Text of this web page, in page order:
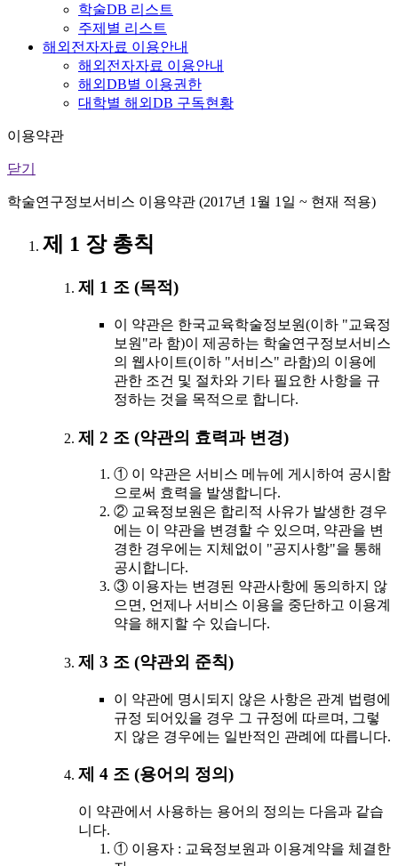
학술DB 리스트
주제별 리스트
해외전자자료 이용안내
해외전자자료 이용안내
해외DB별 이용권한
대학별 해외DB 구독현황
이용약관
닫기
학술연구정보서비스 이용약관 (2017년 1월 1일 ~ 현재 적용)
제 1 장 총칙
제 1 조 (목적)
이 약관은 한국교육학술정보원(이하 "교육정
보원"라 함)이 제공하는 학술연구정보서비스
의 웹사이트(이하 "서비스" 라함)의 이용에
관한 조건 및 절차와 기타 필요한 사항을 규
정하는 것을 목적으로 합니다.
제 2 조 (약관의 효력과 변경)
① 이 약관은 서비스 메뉴에 게시하여 공시함
으로써 효력을 발생합니다.
② 교육정보원은 합리적 사유가 발생한 경우
에는 이 약관을 변경할 수 있으며, 약관을 변
경한 경우에는 지체없이 "공지사항"을 통해
공시합니다.
③ 이용자는 변경된 약관사항에 동의하지 않
으면, 언제나 서비스 이용을 중단하고 이용계
약을 해지할 수 있습니다.
제 3 조 (약관외 준칙)
이 약관에 명시되지 않은 사항은 관계 법령에
규정 되어있을 경우 그 규정에 따르며, 그렇
지 않은 경우에는 일반적인 관례에 따릅니다.
제 4 조 (용어의 정의)
이 약관에서 사용하는 용어의 정의는 다음과 같습
니다.
① 이용자 : 교육정보원과 이용계약을 체결한